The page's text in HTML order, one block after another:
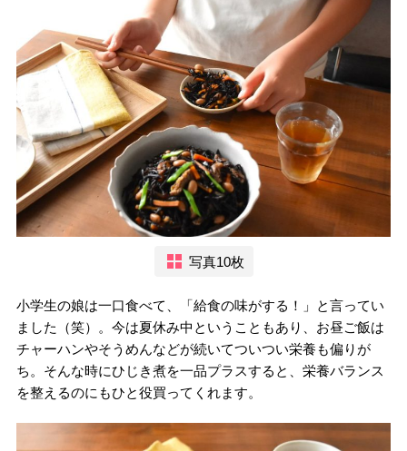
写真10枚
小学生の娘は一口食べて、「給食の味がする！」と言ってい
ました（笑）。今は夏休み中ということもあり、お昼ご飯は
チャーハンやそうめんなどが続いてついつい栄養も偏りが
ち。そんな時にひじき煮を一品プラスすると、栄養バランス
を整えるのにもひと役買ってくれます。